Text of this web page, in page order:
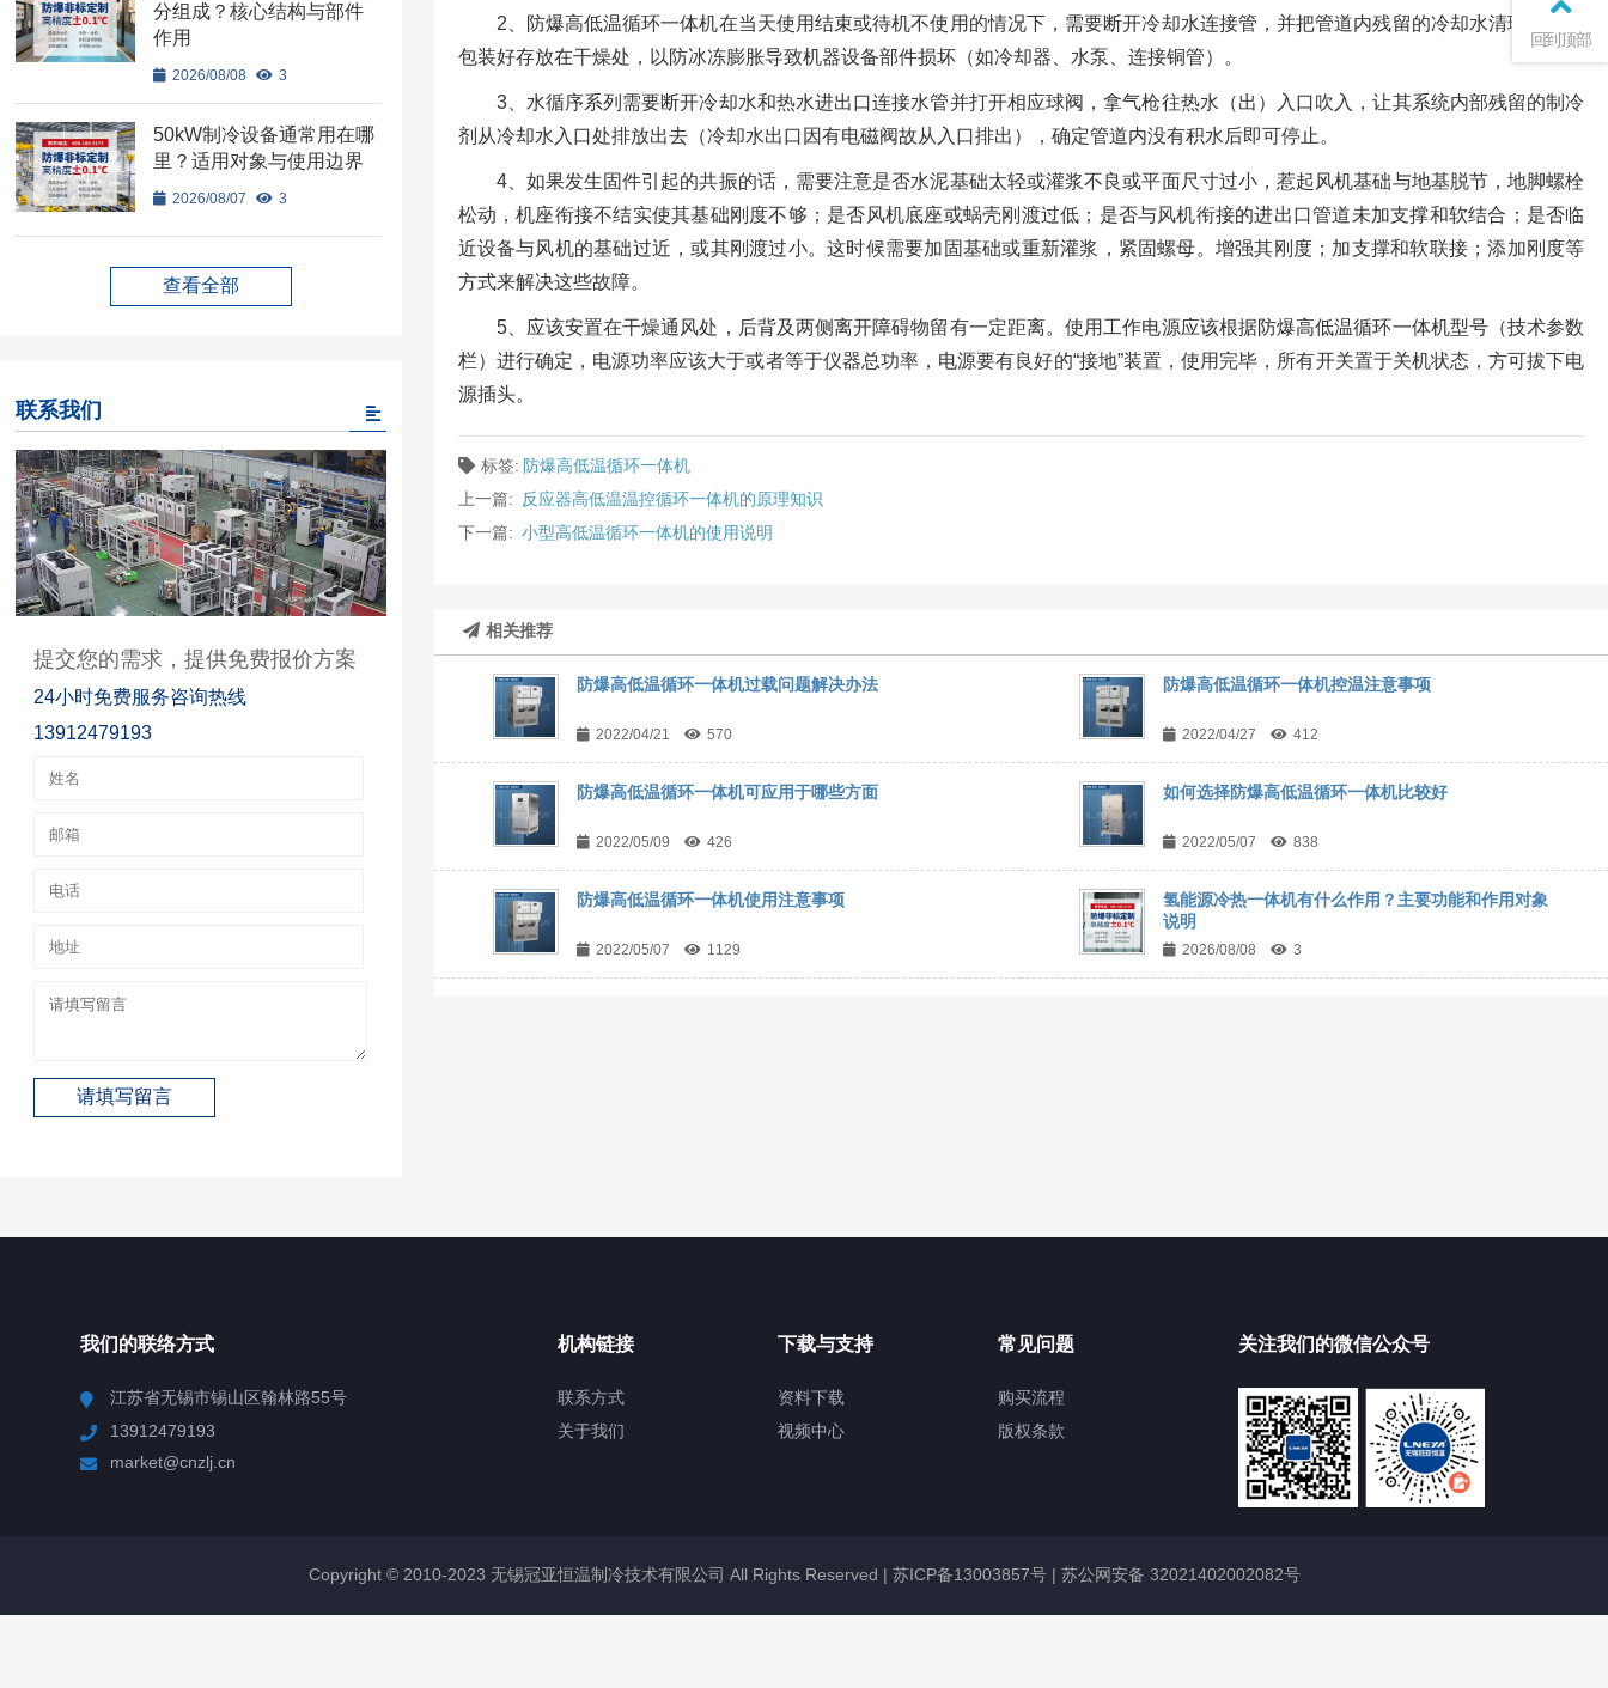
2、防爆高低温循环一体机在当天使用结束或待机不使用的情况下，需要断开冷却水连接管，并把管道内残留的冷却水清理干净，
包装好存放在干燥处，以防冰冻膨胀导致机器设备部件损坏（如冷却器、水泵、连接铜管）。
3、水循序系列需要断开冷却水和热水进出口连接水管并打开相应球阀，拿气枪往热水（出）入口吹入，让其系统内部残留的制冷
剂从冷却水入口处排放出去（冷却水出口因有电磁阀故从入口排出），确定管道内没有积水后即可停止。
4、如果发生固件引起的共振的话，需要注意是否水泥基础太轻或灌浆不良或平面尺寸过小，惹起风机基础与地基脱节，地脚螺栓
松动，机座衔接不结实使其基础刚度不够；是否风机底座或蜗壳刚渡过低；是否与风机衔接的进出口管道未加支撑和软结合；是否临
近设备与风机的基础过近，或其刚渡过小。这时候需要加固基础或重新灌浆，紧固螺母。增强其刚度；加支撑和软联接；添加刚度等
方式来解决这些故障。
5、应该安置在干燥通风处，后背及两侧离开障碍物留有一定距离。使用工作电源应该根据防爆高低温循环一体机型号（技术参数
栏）进行确定，电源功率应该大于或者等于仪器总功率，电源要有良好的“接地”装置，使用完毕，所有开关置于关机状态，方可拔下电
源插头。
标签: 防爆高低温循环一体机
上一篇:
反应器高低温温控循环一体机的原理知识
下一篇: 小型高低温循环一体机的使用说明
相关推荐
防爆高低温循环一体机过载问题解决办法
2022/04/21 570
防爆高低温循环一体机控温注意事项
2022/04/27 412
防爆高低温循环一体机可应用于哪些方面
2022/05/09 426
如何选择防爆高低温循环一体机比较好
2022/05/07 838
防爆高低温循环一体机使用注意事项
2022/05/07 1129
氢能源冷热一体机有什么作用？主要功能和作用对象
说明
2026/08/08 3
分组成？核心结构与部件
作用
2026/08/08 3
50kW制冷设备通常用在哪
里？适用对象与使用边界
2026/08/07 3
查看全部
联系我们
提交您的需求，提供免费报价方案
24小时免费服务咨询热线
13912479193
我们的联络方式
江苏省无锡市锡山区翰林路55号
13912479193
market@cnzlj.cn
机构链接
联系方式
关于我们
下载与支持
资料下载
视频中心
常见问题
购买流程
版权条款
关注我们的微信公众号
Copyright © 2010-2023 无锡冠亚恒温制冷技术有限公司 All Rights Reserved | 苏ICP备13003857号| 苏公网安备 32021402002082号
回到顶部